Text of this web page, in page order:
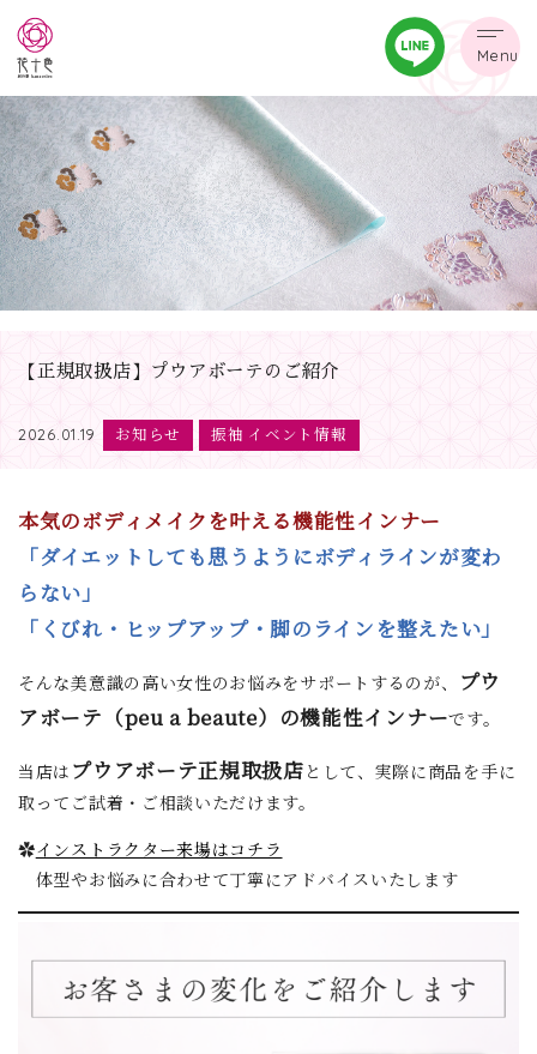
Menu
【正規取扱店】プウアボーテのご紹介
2026.01.19 お知らせ 振袖 イベント情報
本気のボディメイクを叶える機能性インナー
「ダイエットしても思うようにボディラインが変わ
らない」
「くびれ・ヒップアップ・脚のラインを整えたい」
そんな美意識の高い女性のお悩みをサポートするのが、
プウ
アボーテ（peu a beaute）の機能性インナーです。
当店は プウアボーテ正規取扱店 として、実際に商品を手に
取ってご試着・ご相談いただけます。
✿インストラクター来場はコチラ
体型やお悩みに合わせて丁寧にアドバイスいたします